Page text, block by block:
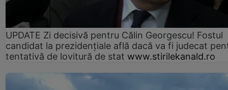
UPDATE Zi decisivă pentru Călin Georgescu! Fostul
candidat la prezidențiale află dacă va fi judecat
tentativă de lovitură de stat www.stirilekanald.ro